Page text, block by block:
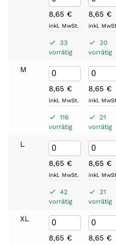
8,65 €
inkl. MwSt.
33
vorrätig
8,65 €
inkl.
30
vorrätig
M
8,65 €
inkl. MwSt.
116
vorrätig
8,65 €
inkl.
21
vorrätig
L
8,65 €
inkl. MwSt.
42
vorrätig
8,65 €
inkl.
31
vorrätig
XL
8,65 € 8,65 €